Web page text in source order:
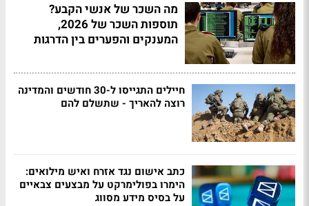
מה השכר של אנשי הקבע?
תוספות השכר של 2026,
המענקים והפערים בין הדרגות
חיילים התגייסו ל-30 חודשים והמדינה
רוצה להאריך - שתשלם להם
כתב אישום נגד אזרח ואיש מילואים:
הימרו בפולימרקט על מבצעים צבאיים
על בסיס מידע מסווג